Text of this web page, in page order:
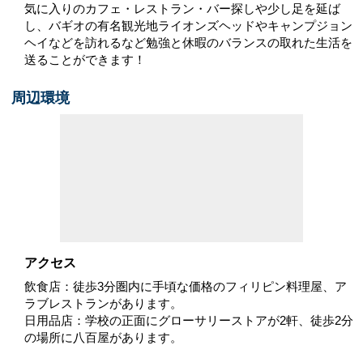
気に入りのカフェ・レストラン・バー探しや少し足を延ば
し、バギオの有名観光地ライオンズヘッドやキャンプジョン
ヘイなどを訪れるなど勉強と休暇のバランスの取れた生活を
送ることができます！
周辺環境
アクセス
飲食店：徒歩3分圏内に手頃な価格のフィリピン料理屋、ア
ラブレストランがあります。
日用品店：学校の正面にグローサリーストアが2軒、徒歩2分
の場所に八百屋があります。